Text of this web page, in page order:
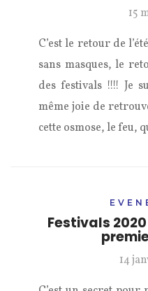
15
C’est le retour de
sans masques, le
des festivals !!!! Je
même joie de
cette osmose, le feu,
Festivals
14